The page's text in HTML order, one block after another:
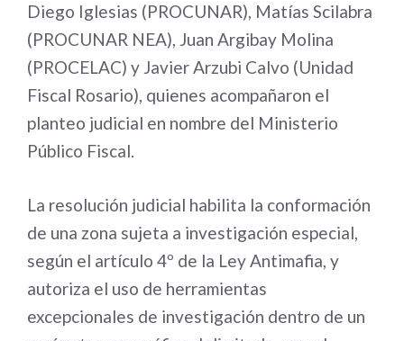
Diego Iglesias (PROCUNAR), Matías Scilabra
(PROCUNAR NEA), Juan Argibay Molina
(PROCELAC) y Javier Arzubi Calvo (Unidad
Fiscal Rosario), quienes acompañaron el
planteo judicial en nombre del Ministerio
Público Fiscal.
La resolución judicial habilita la conformación
de una zona sujeta a investigación especial,
según el artículo 4º de la Ley Antimafia, y
autoriza el uso de herramientas
excepcionales de investigación dentro de un